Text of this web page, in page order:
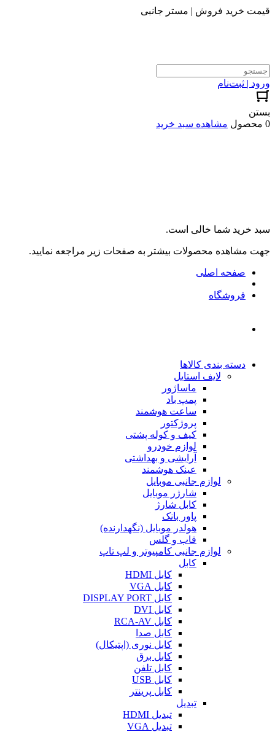
قیمت خرید فروش | مستر جانبی
ورود | ثبت‌نام
بستن
0 محصول
مشاهده سبد خرید
سبد خرید شما خالی است.
جهت مشاهده محصولات بیشتر به صفحات زیر مراجعه نمایید.
صفحه اصلی
فروشگاه
دسته بندی کالاها
لایف استایل
ماساژور
پمپ باد
ساعت هوشمند
پروژکتور
کیف و کوله پشتی
لوازم خودرو
آرایشی و بهداشتی
عینک هوشمند
لوازم جانبی موبایل
شارژر موبایل
کابل شارژ
پاور بانک
هولدر موبایل (نگهدارنده)
قاب و گلس
لوازم جانبی کامپیوتر و لپ تاپ
کابل
کابل HDMI
کابل VGA
کابل DISPLAY PORT
کابل DVI
کابل RCA-AV
کابل صدا
کابل نوری (اپتیکال)
کابل برق
کابل تلفن
کابل USB
کابل پرینتر
تبدیل
تبدیل HDMI
تبدیل VGA